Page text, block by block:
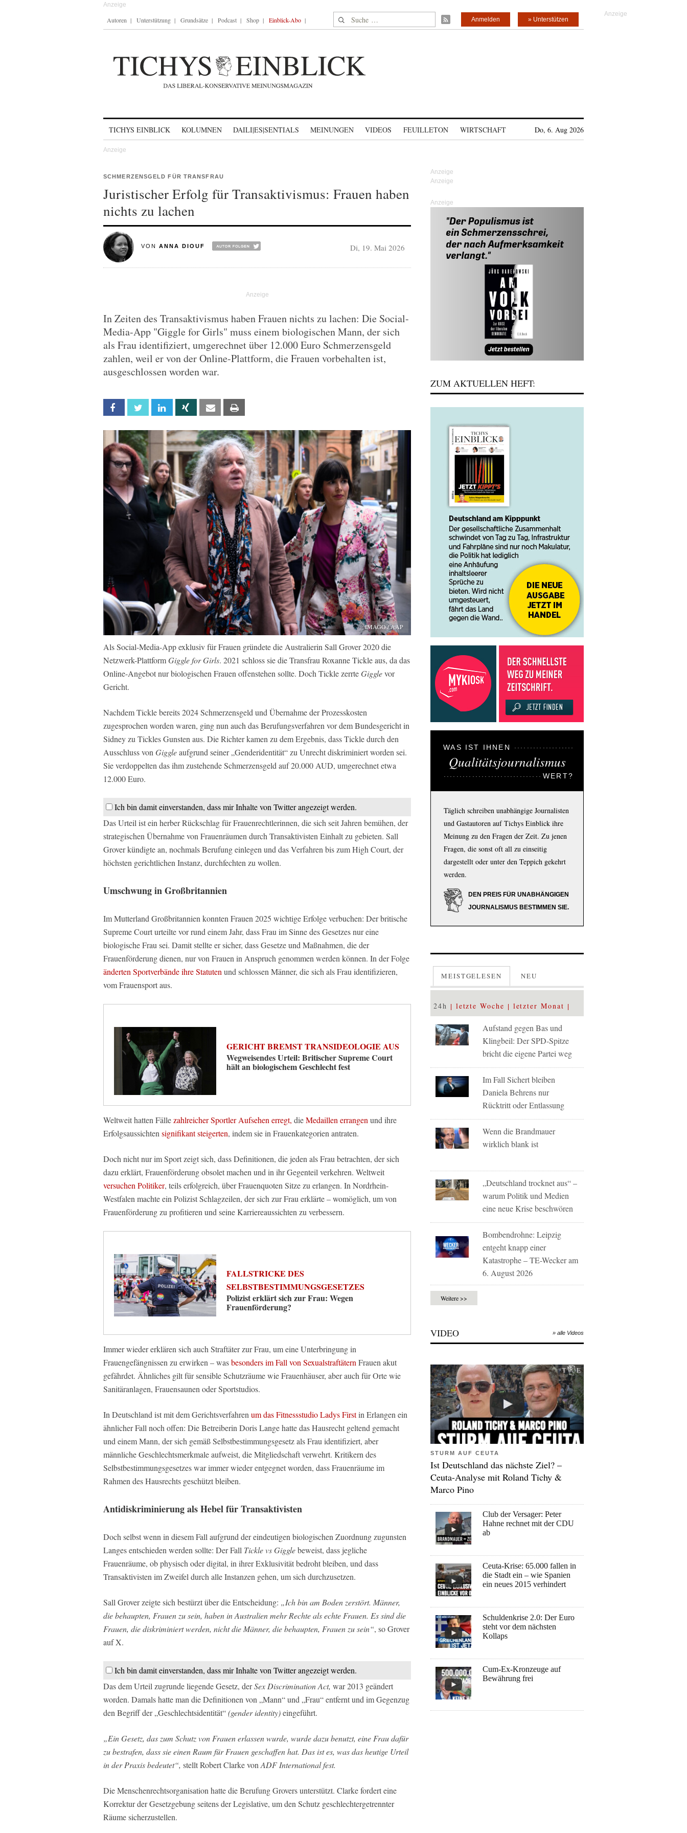
Autoren Unterstützung Grundsätze Podcast Shop Einblick-Abo Suche nach: » Unterstützen
Anmelden
TICHYS EINBLICK KOLUMNEN DAILI|ES|SENTIALS MEINUNGEN VIDEOS FEUILLETON WIRTSCHAFT Do, 6. Aug 2026
SCHMERZENSGELD FÜR TRANSFRAU
Juristischer Erfolg für Transaktivismus: Frauen haben
nichts zu lachen
VON ANNA DIOUF Di, 19. Mai 2026
In Zeiten des Transaktivismus haben Frauen nichts zu lachen: Die Social-
Media-App "Giggle for Girls" muss einem biologischen Mann, der sich
als Frau identifiziert, umgerechnet über 12.000 Euro Schmerzensgeld
zahlen, weil er von der Online-Plattform, die Frauen vorbehalten ist,
ausgeschlossen worden war.
Facebook Twitter Linkedin Xing Email
IMAGO / AAP
Als Social-Media-App exklusiv für Frauen gründete die Australierin Sall Grover 2020 die
Netzwerk-PlattformGiggle for Girls. 2021 schloss sie die Transfrau Roxanne Tickle aus, da das
Online-Angebot nur biologischen Frauen offenstehen sollte. Doch Tickle zerrteGigglevor
Gericht.
Nachdem Tickle bereits 2024 Schmerzensgeld und Übernahme der Prozesskosten
zugesprochen worden waren, ging nun auch das Berufungsverfahren vor dem Bundesgericht in
Sidney zu Tickles Gunsten aus. Die Richter kamen zu dem Ergebnis, dass Tickle durch den
Ausschluss von Giggleaufgrund seiner „Genderidentität“ zu Unrecht diskriminiert worden sei.
Sie verdoppelten das ihm zustehende Schmerzensgeld auf 20.000 AUD, umgerechnet etwa
12.000 Euro.
Ich bin damit einverstanden, dass mir Inhalte von Twitter angezeigt werden.
Das Urteil ist ein herber Rückschlag für Frauenrechtlerinnen, die sich seit Jahren bemühen, der
strategischen Übernahme von Frauenräumen durch Transaktivisten Einhalt zu gebieten. Sall
Grover kündigte an, nochmals Berufung einlegen und das Verfahren bis zum High Court, der
höchsten gerichtlichen Instanz, durchfechten zu wollen.
Umschwung in Großbritannien
Im Mutterland Großbritannien konnten Frauen 2025 wichtige Erfolge verbuchen: Der britische
Supreme Court urteilte vor rund einem Jahr, dass Frau im Sinne des Gesetzes nur eine
biologische Frau sei. Damit stellte er sicher, dass Gesetze und Maßnahmen, die der
Frauenförderung dienen, nur von Frauen in Anspruch genommen werden können. In der Folge
änderten Sportverbände ihre Statuten und schlossen Männer, die sich als Frau identifizieren,
vom Frauensport aus.
GERICHT BREMST TRANSIDEOLOGIE AUS
Wegweisendes Urteil: Britischer Supreme Court
hält an biologischem Geschlecht fest
Weltweit hatten Fällezahlreicher Sportler Aufsehen erregt, dieMedaillen errangenund ihre
Erfolgsaussichtensignifikant steigerten, indem sie in Frauenkategorien antraten.
Doch nicht nur im Sport zeigt sich, dass Definitionen, die jeden als Frau betrachten, der sich
dazu erklärt, Frauenförderung obsolet machen und in ihr Gegenteil verkehren. Weltweit
versuchen Politiker, teils erfolgreich, über Frauenquoten Sitze zu erlangen. In Nordrhein-
Westfalen machte ein Polizist Schlagzeilen, der sich zur Frau erklärte – womöglich, um von
Frauenförderung zu profitieren und seine Karriereaussichten zu verbessern.
FALLSTRICKE DES
SELBSTBESTIMMUNGSGESETZES
Polizist erklärt sich zur Frau: Wegen
Frauenförderung?
Immer wieder erklären sich auch Straftäter zur Frau, um eine Unterbringung in
Frauengefängnissen zu erwirken – wasbesonders im Fall von SexualstraftäternFrauen akut
gefährdet. Ähnliches gilt für sensible Schutzräume wie Frauenhäuser, aber auch für Orte wie
Sanitäranlagen, Frauensaunen oder Sportstudios.
In Deutschland ist mit dem Gerichtsverfahrenum das Fitnessstudio Ladys Firstin Erlangen ein
ähnlicher Fall noch offen: Die Betreiberin Doris Lange hatte das Hausrecht geltend gemacht
und einem Mann, der sich gemäß Selbstbestimmungsgesetz als Frau identifiziert, aber
männliche Geschlechtsmerkmale aufweist, die Mitgliedschaft verwehrt. Kritikern des
Selbstbestimmungsgesetzes war immer wieder entgegnet worden, dass Frauenräume im
Rahmen des Hausrechts geschützt bleiben.
Antidiskriminierung als Hebel für Transaktivisten
Doch selbst wenn in diesem Fall aufgrund der eindeutigen biologischen Zuordnung zugunsten
Langes entschieden werden sollte: Der Fall Tickle vs Gigglebeweist, dass jegliche
Frauenräume, ob physisch oder digital, in ihrer Exklusivität bedroht bleiben, und dass
Transaktivisten im Zweifel durch alle Instanzen gehen, um sich durchzusetzen.
Sall Grover zeigte sich bestürzt über die Entscheidung: „Ich bin am Boden zerstört. Männer,
die behaupten, Frauen zu sein, haben in Australien mehr Rechte als echte Frauen. Es sind die
Frauen, die diskriminiert werden, nicht die Männer, die behaupten, Frauen zu sein“, so Grover
auf X.
Ich bin damit einverstanden, dass mir Inhalte von Twitter angezeigt werden.
Das dem Urteil zugrunde liegende Gesetz, derSex Discrimination Act, war 2013 geändert
worden. Damals hatte man die Definitionen von „Mann“ und „Frau“ entfernt und im Gegenzug
den Begriff der „Geschlechtsidentität“(gender identity)eingeführt.
„Ein Gesetz, das zum Schutz von Frauen erlassen wurde, wurde dazu benutzt, eine Frau dafür
zu bestrafen, dass sie einen Raum für Frauen geschaffen hat. Das ist es, was das heutige Urteil
in der Praxis bedeutet“, stellt Robert Clarke vonADF International fest.
Die Menschenrechtsorganisation hatte die Berufung Grovers unterstützt. Clarke fordert eine
Korrektur der Gesetzgebung seitens der Legislative, um den Schutz geschlechtergetrennter
Räume sicherzustellen.
Anzeige
ZUM AKTUELLEN HEFT:
WAS IST IHNEN
Qualitätsjournalismus
WERT?
Täglich schreiben unabhängige Journalisten
und Gastautoren auf Tichys Einblick ihre
Meinung zu den Fragen der Zeit. Zu jenen
Fragen, die sonst oft all zu einseitig
dargestellt oder unter den Teppich gekehrt
werden.
DEN PREIS FÜR UNABHÄNGIGEN
JOURNALISMUS BESTIMMEN SIE.
MEISTGELESEN NEU
24h letzte Woche letzter Monat
Aufstand gegen Bas und
Klingbeil: Der SPD-Spitze
bricht die eigene Partei weg
Im Fall Sichert bleiben
Daniela Behrens nur
Rücktritt oder Entlassung
Wenn die Brandmauer
wirklich blank ist
„Deutschland trocknet aus“ –
warum Politik und Medien
eine neue Krise beschwören
Bombendrohne: Leipzig
entgeht knapp einer
Katastrophe – TE-Wecker am
6. August 2026
Weitere >>
VIDEO » alle Videos
STURM AUF CEUTA
Ist Deutschland das nächste Ziel? –
Ceuta-Analyse mit Roland Tichy &
Marco Pino
Club der Versager: Peter
Hahne rechnet mit der CDU
ab
Ceuta-Krise: 65.000 fallen in
die Stadt ein – wie Spanien
ein neues 2015 verhindert
Schuldenkrise 2.0: Der Euro
steht vor dem nächsten
Kollaps
Cum-Ex-Kronzeuge auf
Bewährung frei